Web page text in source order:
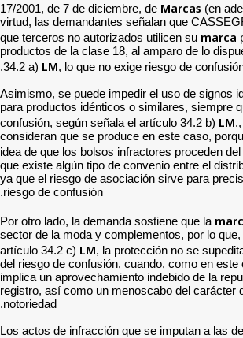
17/
que
34.2
para
idea
que
ya
Por
del
Los